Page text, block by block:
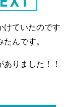
けていたのです
んです。
りました！！